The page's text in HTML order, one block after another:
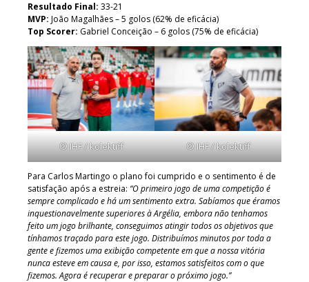
Resultado Final: 33-21
MVP: João Magalhães – 5 golos (62% de eficácia)
Top Scorer: Gabriel Conceição – 6 golos (75% de eficácia)
© IHF / kolektiff © IHF / kolektiff
Para Carlos Martingo o plano foi cumprido e o sentimento é de
satisfação após a estreia: “O primeiro jogo de uma competição é
sempre complicado e há um sentimento extra. Sabíamos que éramos
inquestionavelmente superiores à Argélia, embora não tenhamos
feito um jogo brilhante, conseguimos atingir todos os objetivos que
tínhamos traçado para este jogo. Distribuímos minutos por toda a
gente e fizemos uma exibição competente em que a nossa vitória
nunca esteve em causa e, por isso, estamos satisfeitos com o que
fizemos. Agora é recuperar e preparar o próximo jogo.”